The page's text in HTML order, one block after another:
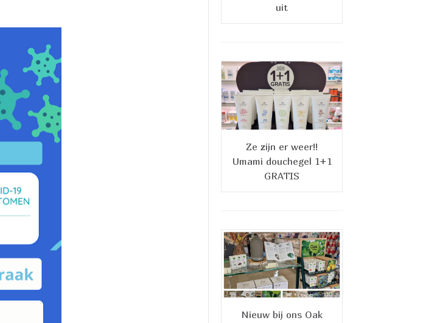
uit
Ze zijn er weer!!
Umami douchegel 1+1
GRATIS
Nieuw bij ons Oak